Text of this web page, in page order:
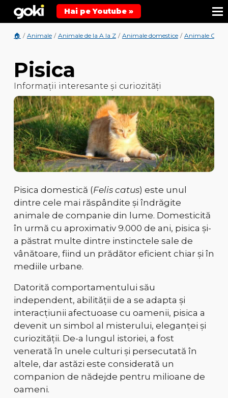
Hai pe Youtube »
🏠 / Animale / Animale de la A la Z / Animale domestice / Animale
Pisica
Informații interesante și curiozități
Pisica domestică (Felis catus) este unul
dintre cele mai răspândite și îndrăgite
animale de companie din lume. Domesticită
în urmă cu aproximativ 9.000 de ani, pisica și-
a păstrat multe dintre instinctele sale de
vânătoare, fiind un prădător eficient chiar și în
mediile urbane.
Datorită comportamentului său
independent, abilității de a se adapta și
interacțiunii afectuoase cu oamenii, pisica a
devenit un simbol al misterului, eleganței și
curiozității. De-a lungul istoriei, a fost
venerată în unele culturi și persecutată în
altele, dar astăzi este considerată un
companion de nădejde pentru milioane de
oameni.